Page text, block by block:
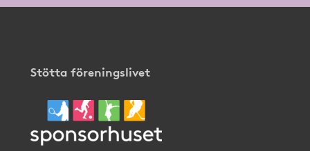
Stötta föreningslivet